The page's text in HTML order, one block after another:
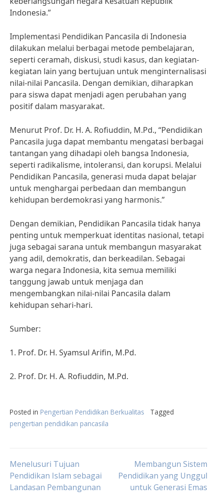
Indonesia.”
Implementasi Pendidikan Pancasila di Indonesia
dilakukan melalui berbagai metode pembelajaran,
seperti ceramah, diskusi, studi kasus, dan kegiatan-
kegiatan lain yang bertujuan untuk menginternalisasi
nilai-nilai Pancasila. Dengan demikian, diharapkan
para siswa dapat menjadi agen perubahan yang
positif dalam masyarakat.
Menurut Prof. Dr. H. A. Rofiuddin, M.Pd., “Pendidikan
Pancasila juga dapat membantu mengatasi berbagai
tantangan yang dihadapi oleh bangsa Indonesia,
seperti radikalisme, intoleransi, dan korupsi. Melalui
Pendidikan Pancasila, generasi muda dapat belajar
untuk menghargai perbedaan dan membangun
kehidupan berdemokrasi yang harmonis.”
Dengan demikian, Pendidikan Pancasila tidak hanya
penting untuk memperkuat identitas nasional, tetapi
juga sebagai sarana untuk membangun masyarakat
yang adil, demokratis, dan berkeadilan. Sebagai
warga negara Indonesia, kita semua memiliki
tanggung jawab untuk menjaga dan
mengembangkan nilai-nilai Pancasila dalam
kehidupan sehari-hari.
Sumber:
1. Prof. Dr. H. Syamsul Arifin, M.Pd.
2. Prof. Dr. H. A. Rofiuddin, M.Pd.
Posted in Pengertian Pendidikan Berkualitas
Tagged
pengertian pendidikan pancasila
Post
Menelusuri Tujuan
Pendidikan Islam sebagai
Landasan Pembangunan
Membangun Sistem
Pendidikan yang Unggul
untuk Generasi Emas